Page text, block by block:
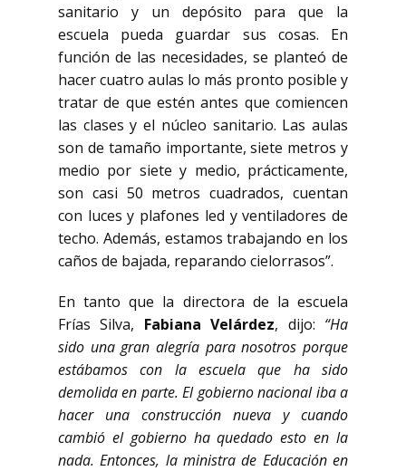
sanitario y un depósito para que la
escuela pueda guardar sus cosas. En
función de las necesidades, se planteó de
hacer cuatro aulas lo más pronto posible y
tratar de que estén antes que comiencen
las clases y el núcleo sanitario. Las aulas
son de tamaño importante, siete metros y
medio por siete y medio, prácticamente,
son casi 50 metros cuadrados, cuentan
con luces y plafones led y ventiladores de
techo. Además, estamos trabajando en los
caños de bajada, reparando cielorrasos”.
En tanto que la directora de la escuela
Frías Silva, Fabiana Velárdez, dijo: “Ha
sido una gran alegría para nosotros porque
estábamos con la escuela que ha sido
demolida en parte. El gobierno nacional iba a
hacer una construcción nueva y cuando
cambió el gobierno ha quedado esto en la
nada. Entonces, la ministra de Educación en